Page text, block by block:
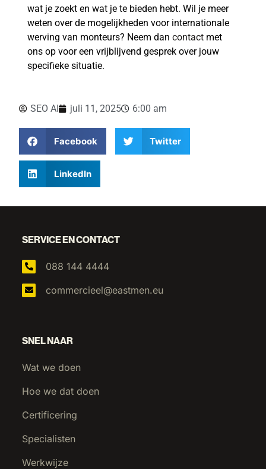
wat je zoekt en wat je te bieden hebt. Wil je meer
weten over de mogelijkheden voor internationale
werving van monteurs? Neem dan contact met
ons op voor een vrijblijvend gesprek over jouw
specifieke situatie.
SEO AI juli 11, 2025 6:00 am
Facebook Twitter
LinkedIn
SERVICE EN CONTACT
088 144 4444
commercieel@eastmen.eu
SNEL NAAR
Wat we doen
Hoe we dat doen
Certificering
Specialisten
Werkwijze